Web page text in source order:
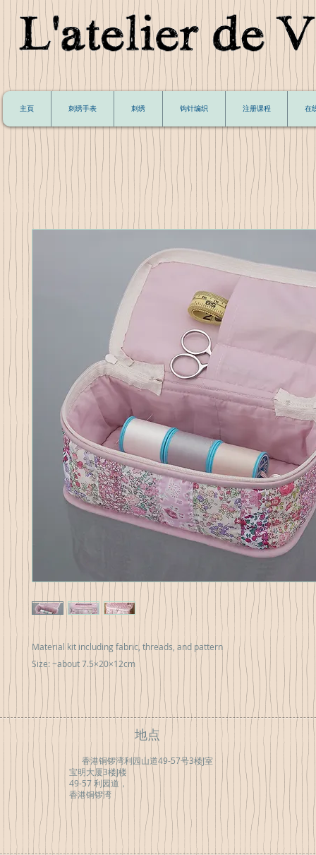
主頁 刺绣手表 刺绣 钩针编织 注册课程 在
Material kit including fabric, threads, and pattern
Size: ~about 7.5×20×12cm
地点
香港铜锣湾利园山道49-57号3楼J室
宝明大厦3楼J楼
49-57 利园道，
香港铜锣湾